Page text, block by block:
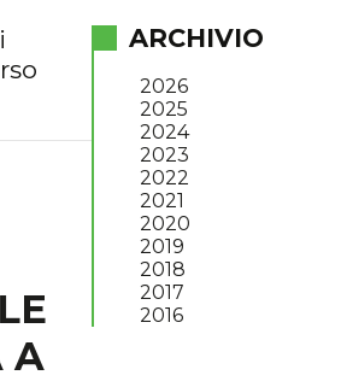
A
ARCHIVIO
2026
2025
2024
2023
2022
2021
2020
2019
2018
2017
2016